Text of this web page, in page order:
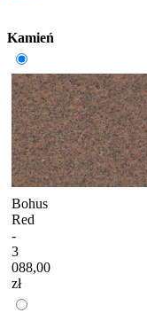
Kamień
Bohus
Red
-
3
088,00
zł